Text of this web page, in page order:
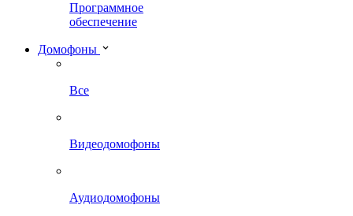
Программное
обеспечение
Домофоны
Все
Видеодомофоны
Аудиодомофоны